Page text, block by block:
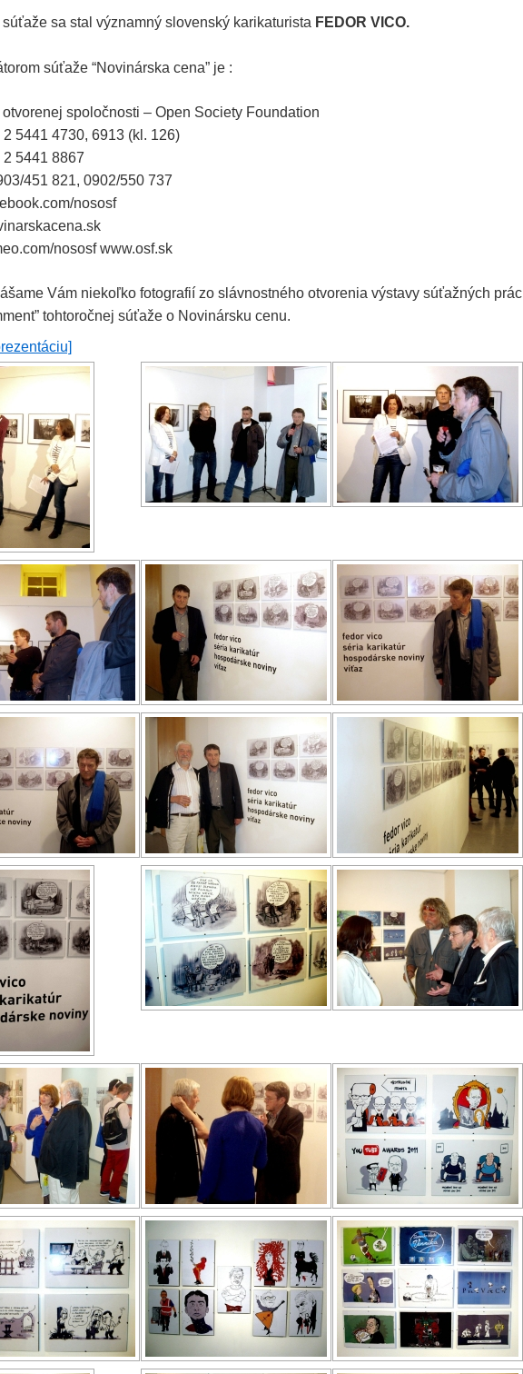
sa stal významný slovenský karikaturista FEDOR VICO.
súťaže “Novinárska cena” je :
spoločnosti – Open Society Foundation
2 5441 4730, 6913 (kl. 126)
2 5441 8867
451 821, 0902/550 737
nososf
nososfwww.osf.sk
Vám niekoľko fotografií zo slávnostného otvorenia výstavy súťažných prác
tohtoročnej súťaže o Novinársku cenu.